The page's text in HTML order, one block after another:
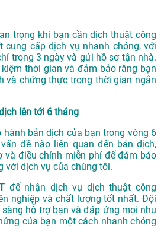
trọng khi bạn cần dịch thuật công
cung cấp dịch vụ nhanh chóng, với
trong 3 ngày và gửi hồ sơ tận nhà.
thời gian và đảm bảo rằng bạn
và chứng thực trong thời gian ngắn
lên tới 6 tháng
hành bản dịch của bạn trong vòng 6
đề nào liên quan đến bản dịch,
và điều chỉnh miễn phí để đảm bảo
với dịch vụ của chúng tôi.
để nhận dịch vụ dịch thuật công
nghiệp và chất lượng tốt nhất. Đội
hỗ trợ bạn và đáp ứng mọi nhu
của bạn một cách nhanh chóng